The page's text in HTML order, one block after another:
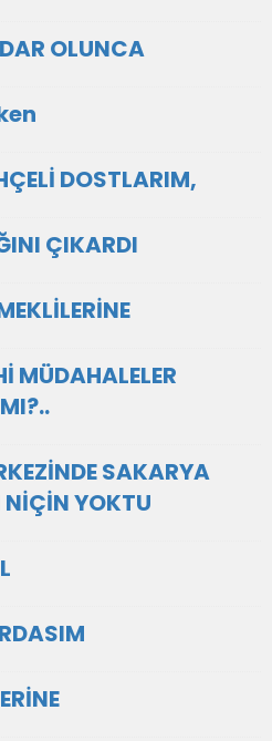
OLUNCA
DOSTLARIM,
ÇIKARDI
MÜDAHALELER
SAKARYA
NİÇİN YOKTU